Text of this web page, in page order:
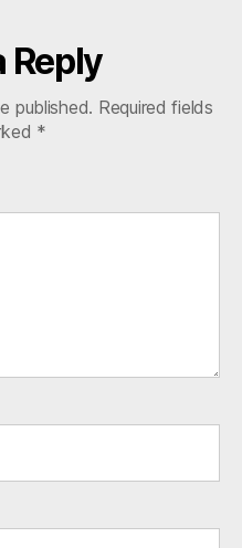
Reply
published. Required fields
*